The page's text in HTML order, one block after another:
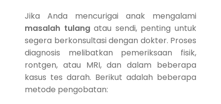
Jika Anda mencurigai anak mengalami
masalah tulangatau sendi, penting untuk
segera berkonsultasi dengan dokter. Proses
diagnosis melibatkan pemeriksaan fisik,
rontgen, atau MRI, dan dalam beberapa
kasus tes darah. Berikut adalah beberapa
metode pengobatan: